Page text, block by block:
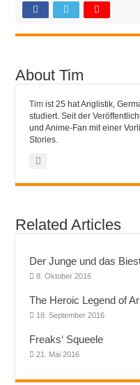
About Tim
Tim ist 25 hat Anglistik,
studiert. Seit der
und Anime-Fan mit einer
Stories.
Related Articles
Der Junge und das
8. Oktober 2016
The Heroic Legend of
18. September 2016
Freaks‘ Squeele
21. Mai 2016